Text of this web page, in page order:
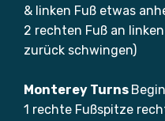
& linken Fuß etwas
2 rechten Fuß an
zurück schwingen)
Monterey Turns
1 rechte Fußspitze